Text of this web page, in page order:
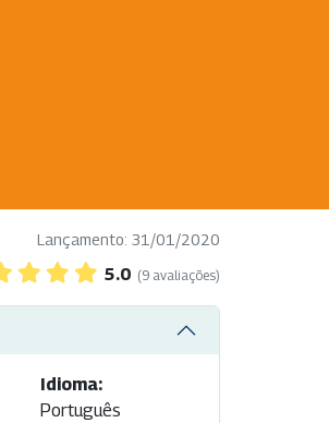
Lançamento: 31/01/2020
5.0 (9 avaliações)
Idioma:
Português